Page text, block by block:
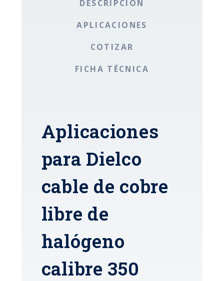
DESCRIPCIÓN
APLICACIONES
COTIZAR
FICHA TÉCNICA
Aplicaciones
para Dielco
cable de cobre
libre de
halógeno
calibre 350